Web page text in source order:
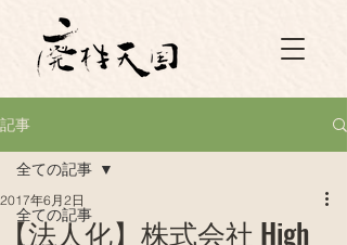
記事
全ての記事
全ての記事
【法人化】株式会社 High
2017年6月2日